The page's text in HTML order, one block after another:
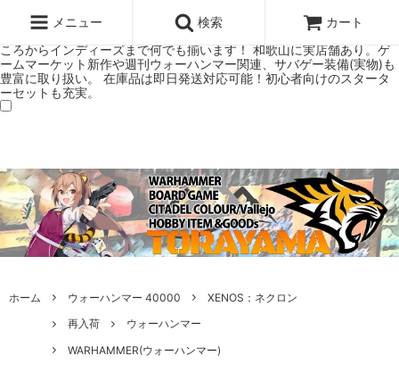
ミアムショップTORAYAMA。通販・オンラインショップです！ ウォー
ハンマーとボードゲームのことなら当店へ！ボードゲームもメジャーど
ころからインディーズまで何でも揃います！ 和歌山に実店舗あり。ゲ
ームマーケット新作や週刊ウォーハンマー関連、サバゲー装備(実物)も
豊富に取り扱い。 在庫品は即日発送対応可能！初心者向けのスタータ
ーセットも充実。
メニュー 検索 カート
ホーム ウォーハンマー 40000
XENOS：ネクロン
再入荷
ウォーハンマー
WARHAMMER(ウォーハンマー)